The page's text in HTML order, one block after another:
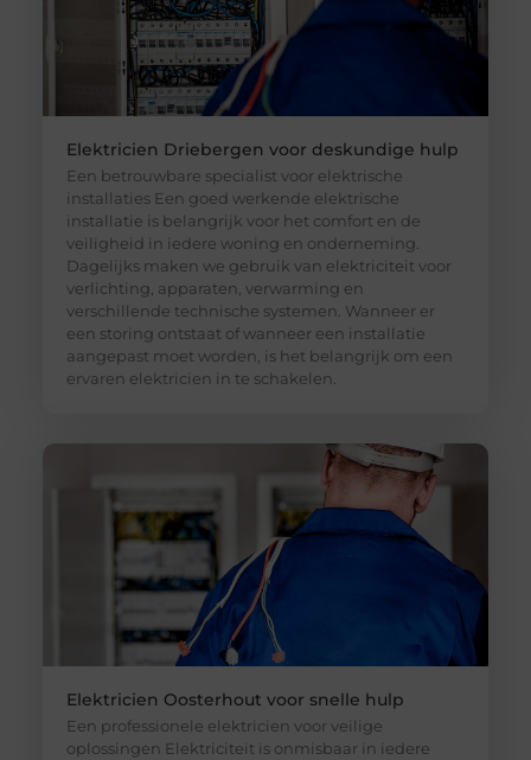
Elektricien Driebergen voor deskundige hulp
Een betrouwbare specialist voor elektrische
installaties Een goed werkende elektrische
installatie is belangrijk voor het comfort en de
veiligheid in iedere woning en onderneming.
Dagelijks maken we gebruik van elektriciteit voor
verlichting, apparaten, verwarming en
verschillende technische systemen. Wanneer er
een storing ontstaat of wanneer een installatie
aangepast moet worden, is het belangrijk om een
ervaren elektricien in te schakelen.
Elektricien Oosterhout voor snelle hulp
Een professionele elektricien voor veilige
oplossingen Elektriciteit is onmisbaar in iedere